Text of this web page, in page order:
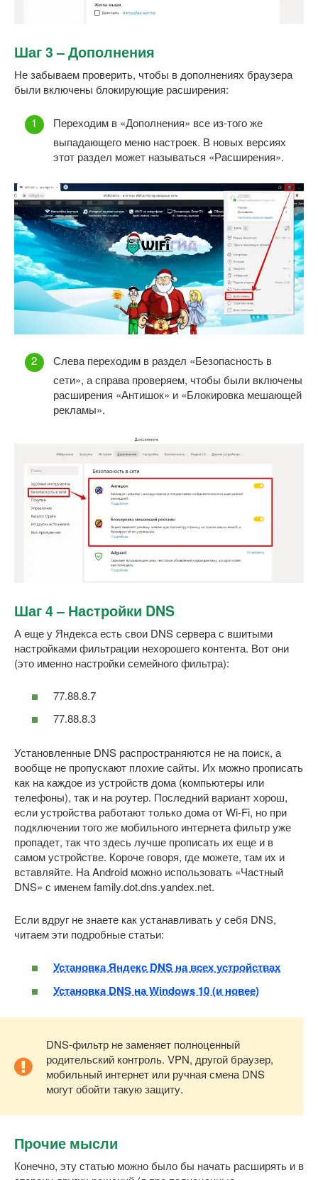
Шаг 3 – Дополнения
Не забываем проверить, чтобы в дополнениях браузера
были включены блокирующие расширения:
Переходим в «Дополнения» все из-того же
выпадающего меню настроек. В новых версиях
этот раздел может называться «Расширения».
Слева переходим в раздел «Безопасность в
сети», а справа проверяем, чтобы были включены
расширения «Антишок» и «Блокировка мешающей
рекламы».
Шаг 4 – Настройки DNS
А еще у Яндекса есть свои DNS сервера с вшитыми
настройками фильтрации нехорошего контента. Вот они
(это именно настройки семейного фильтра):
77.88.8.7
77.88.8.3
Установленные DNS распространяются не на поиск, а
вообще не пропускают плохие сайты. Их можно прописать
как на каждое из устройств дома (компьютеры или
телефоны), так и на роутер. Последний вариант хорош,
если устройства работают только дома от Wi-Fi, но при
подключении того же мобильного интернета фильтр уже
пропадет, так что здесь лучше прописать их еще и в
самом устройстве. Короче говоря, где можете, там их и
вставляйте. На Android можно использовать «Частный
DNS» с именем family.dot.dns.yandex.net.
Если вдруг не знаете как устанавливать у себя DNS,
читаем эти подробные статьи:
Установка Яндекс DNS на всех устройствах
Установка DNS на Windows 10 (и новее)
DNS-фильтр не заменяет полноценный
родительский контроль. VPN, другой браузер,
мобильный интернет или ручная смена DNS
могут обойти такую защиту.
Прочие мысли
Конечно, эту статью можно было бы начать расширять и в